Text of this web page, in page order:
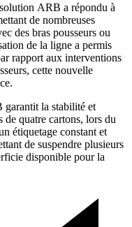
ARB a répondu à
de nombreuses
des bras pousseurs ou
de la ligne a permis
rapport aux interventions
cette nouvelle
garantit la stabilité et
de quatre cartons, lors du
étiquetage constant et
de suspendre plusieurs
disponible pour la